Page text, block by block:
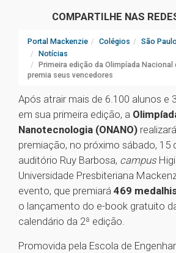
COMPARTILHE NAS
Portal Mackenzie Colégios
São
Notícias
Primeira edição da Olimpíada
premia seus vencedores
Após atrair mais de 6.100 alunos e
em sua primeira edição, a
Nanotecnologia (ONANO)
premiação, no próximo sábado, 15
auditório Ruy Barbosa, campus
Universidade Presbiteriana
evento, que premiará 469
o lançamento do e-book gratuito
calendário da 2ª edição.
Promovida pela Escola de